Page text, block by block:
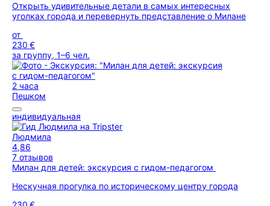
Открыть удивительные детали в самых интересных
уголках города и перевернуть представление о Милане
от
230 €
за группу, 1–6 чел.
2 часа
Пешком
индивидуальная
Людмила
4,86
7 отзывов
Милан для детей: экскурсия с гидом-педагогом
Нескучная прогулка по историческому центру города